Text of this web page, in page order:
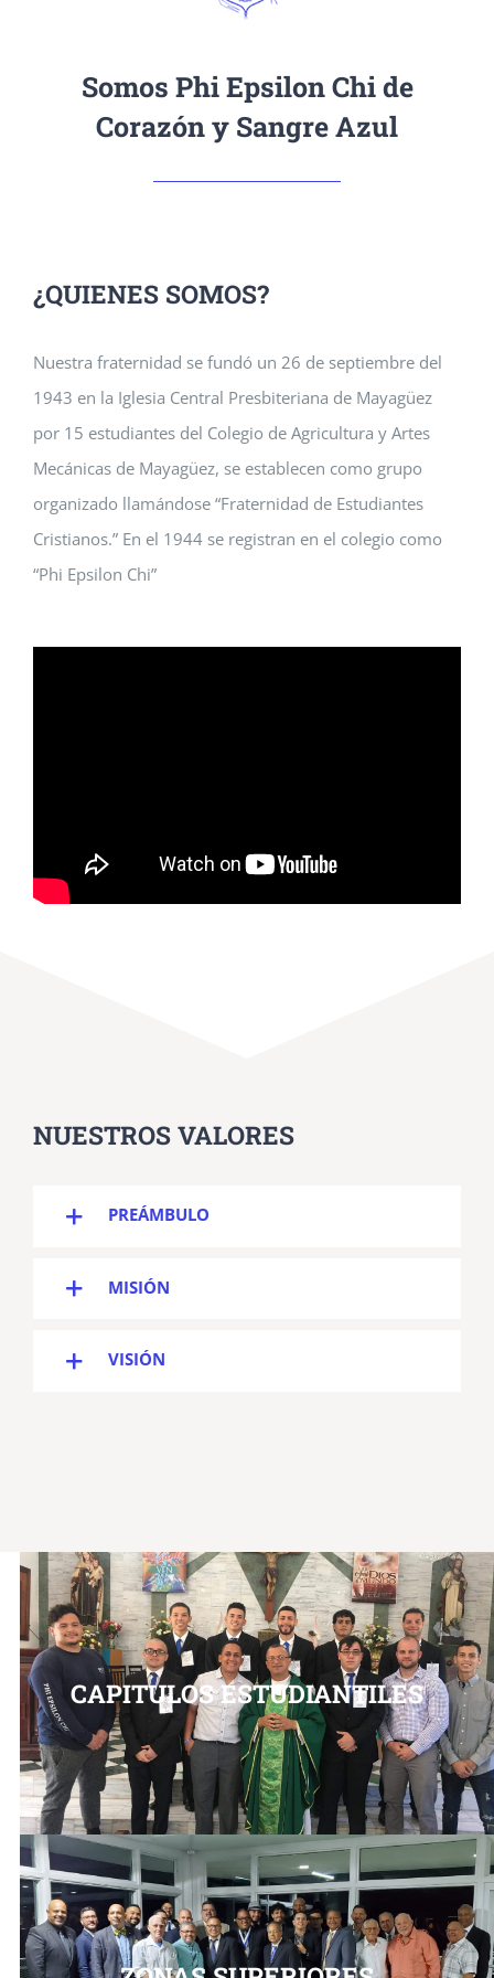
Somos Phi Epsilon Chi de
Corazón y Sangre Azul
¿QUIENES SOMOS?
Nuestra fraternidad se fundó un 26 de septiembre del
1943 en la Iglesia Central Presbiteriana de Mayagüez
por 15 estudiantes del Colegio de Agricultura y Artes
Mecánicas de Mayagüez, se establecen como grupo
organizado llamándose “Fraternidad de Estudiantes
Cristianos.” En el 1944 se registran en el colegio como
“Phi Epsilon Chi”
NUESTROS VALORES
PREÁMBULO
MISIÓN
VISIÓN
CAPITULOS ESTUDIANTILES